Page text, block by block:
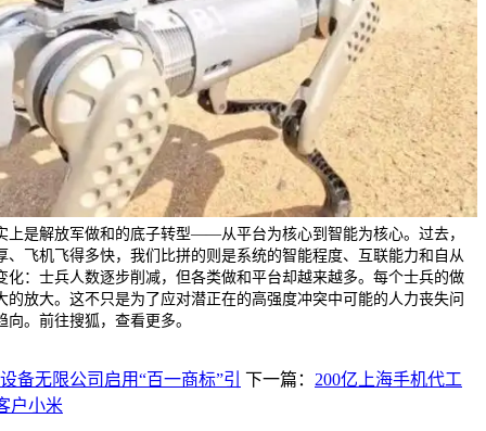
上是解放军做和的底子转型——从平台为核心到智能为核心。过去，
、飞机飞得多快，我们比拼的则是系统的智能程度、互联能力和自从
化：士兵人数逐步削减，但各类做和平台却越来越多。每个士兵的做
的放大。这不只是为了应对潜正在的高强度冲突中可能的人力丧失问
。前往搜狐，查看更多。
备无限公司启用“百一商标”引 下一篇： 200亿上海手机代工
户小米